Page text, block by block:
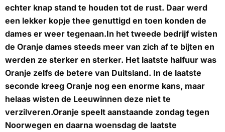
echter knap stand te houden tot de rust. Daar werd
een lekker kopje thee genuttigd en toen konden de
dames er weer tegenaan.In het tweede bedrijf wisten
de Oranje dames steeds meer van zich af te bijten en
werden ze sterker en sterker. Het laatste halfuur was
Oranje zelfs de betere van Duitsland. In de laatste
seconde kreeg Oranje nog een enorme kans, maar
helaas wisten de Leeuwinnen deze niet te
verzilveren.Oranje speelt aanstaande zondag tegen
Noorwegen en daarna woensdag de laatste